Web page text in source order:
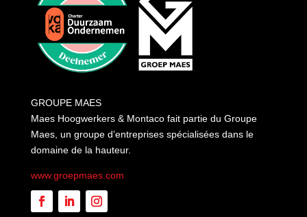
GROUPE MAES
Maes Hoogwerkers & Montaco fait partie du Groupe
Maes, un groupe d’entreprises spécialisées dans le
domaine de la hauteur.
www.groepmaes.com